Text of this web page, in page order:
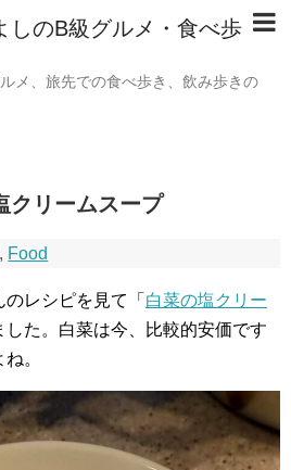
しのB級グルメ・食べ歩
メ、旅先での食べ歩き、飲み歩きの
クリームスープ
, Food
レシピを見て「 白菜の塩クリー
した。白菜は今、比較的安価です
。